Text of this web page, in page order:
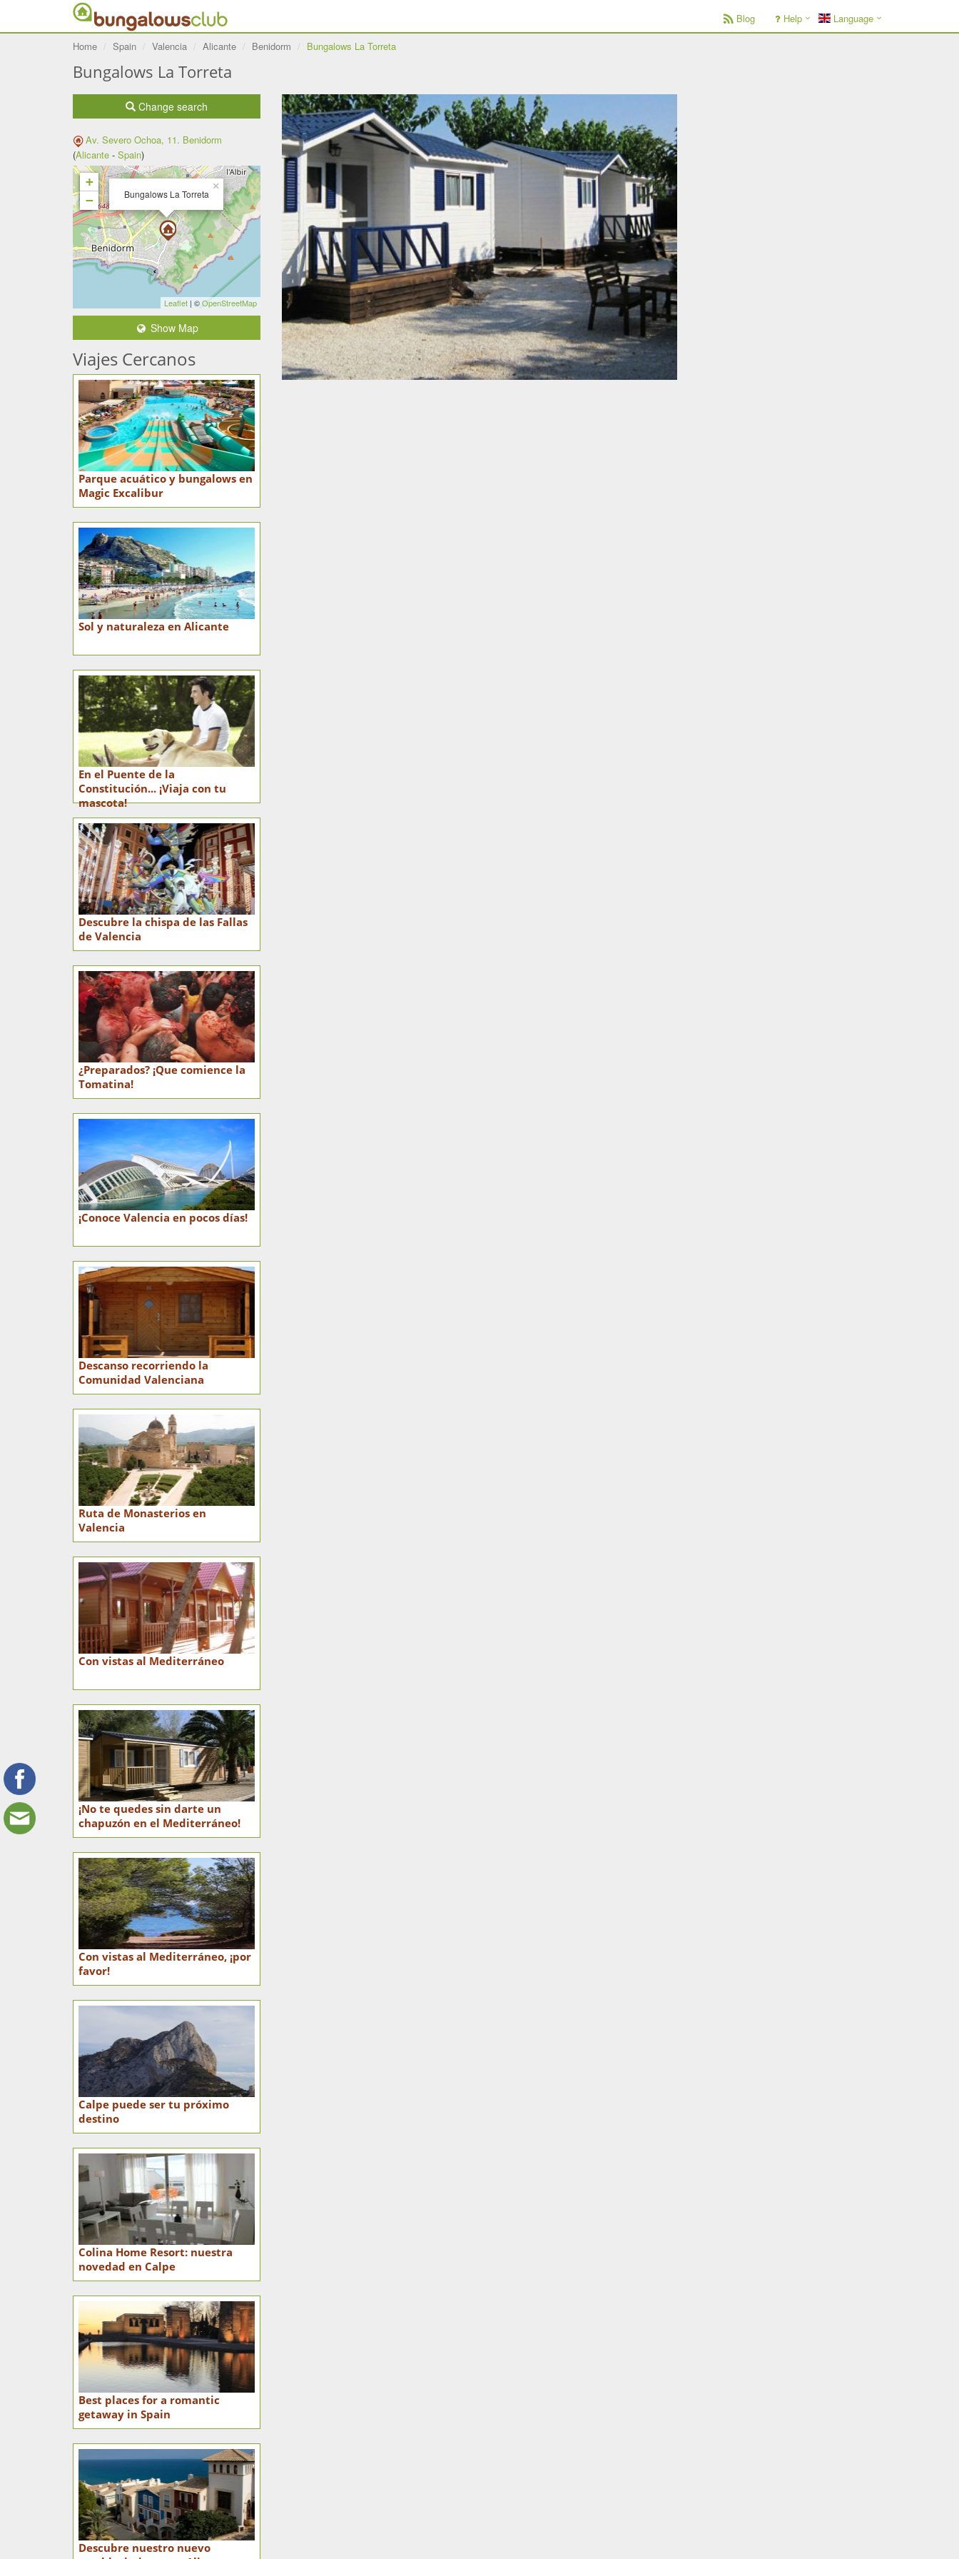
Blog Help Language
Home Spain Valencia Alicante Benidorm Bungalows La Torreta
Bungalows La Torreta
Change search
Av. Severo Ochoa, 11. Benidorm
(Alicante - Spain)
Bungalows La Torreta
×
+
−
Leaflet| ©OpenStreetMap
Show Map
Viajes Cercanos
Parque acuático y bungalows en
Magic Excalibur
Sol y naturaleza en Alicante
En el Puente de la
Constitución... ¡Viaja con tu
mascota!
Descubre la chispa de las Fallas
de Valencia
¿Preparados? ¡Que comience la
Tomatina!
¡Conoce Valencia en pocos días!
Descanso recorriendo la
Comunidad Valenciana
Ruta de Monasterios en
Valencia
Con vistas al Mediterráneo
¡No te quedes sin darte un
chapuzón en el Mediterráneo!
Con vistas al Mediterráneo, ¡por
favor!
Calpe puede ser tu próximo
destino
Colina Home Resort: nuestra
novedad en Calpe
Best places for a romantic
getaway in Spain
Descubre nuestro nuevo